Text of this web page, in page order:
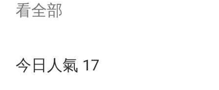
看全部
今日人氣 17